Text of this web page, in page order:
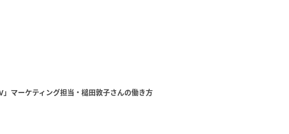
マーケティング担当・槌田敦子さんの働き方